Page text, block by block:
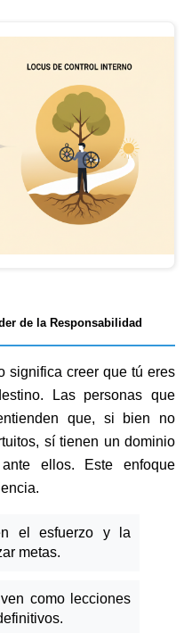
de la Responsabilidad
significa creer que tú eres
Las personas que
que, si bien no
sí tienen un dominio
ellos. Este enfoque
el esfuerzo y la
metas.
como lecciones